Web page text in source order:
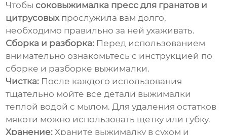
Чтобы соковыжималка пресс для гранатов и
цитрусовыхпрослужила вам долго,
необходимо правильно за ней ухаживать.
Сборка и разборка: Перед использованием
внимательно ознакомьтесь с инструкцией по
сборке и разборке выжималки.
Чистка: После каждого использования
тщательно мойте все детали выжималки
теплой водой с мылом. Для удаления остатков
мякоти можно использовать щетку или губку.
Хранение: Храните выжималку в сухом и